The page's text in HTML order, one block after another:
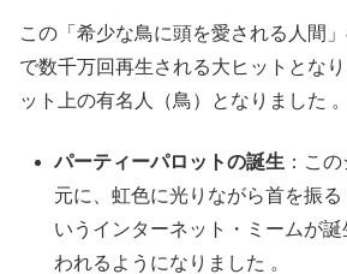
この「希少な鳥に頭を愛される人間
で数千万回再生される大ヒットとな
ット上の有名人（鳥）となりました 。
パーティーパロットの誕生 ：こ
元に、虹色に光りながら首を振る
いうインターネット・ミームが
われるようになりました 。